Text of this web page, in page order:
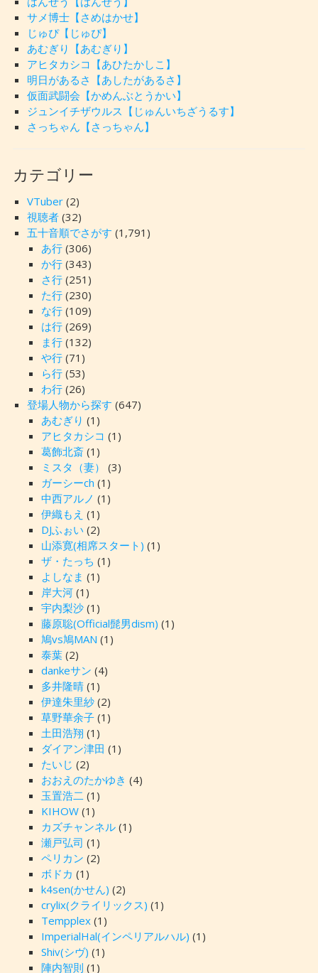
サメ博士【さめはかせ】
じゅぴ【じゅぴ】
あむぎり【あむぎり】
アヒタカシコ【あひたかしこ】
明日があるさ【あしたがあるさ】
仮面武闘会【かめんぶとうかい】
ジュンイチザウルス【じゅんいちざうるす】
さっちゃん【さっちゃん】
カテゴリー
VTuber(2)
視聴者(32)
五十音順でさがす (1,791)
あ行(306)
か行(343)
さ行(251)
た行(230)
な行(109)
は行(269)
ま行(132)
や行(71)
ら行(53)
わ行(26)
登場人物から探す (647)
あむぎり (1)
アヒタカシコ (1)
葛飾北斎(1)
ミスタ（妻）
(3)
ガーシーch (1)
中西アルノ (1)
伊織もえ (1)
DJふぉい (2)
山添寛(相席スタート) (1)
ザ・たっち (1)
よしなま (1)
岸大河(1)
宇内梨沙(1)
藤原聡(Official髭男dism) (1)
鳩vs鳩MAN (1)
泰葉(2)
dankeサン (4)
多井隆晴(1)
伊達朱里紗(2)
草野華余子(1)
土田浩翔 (1)
ダイアン津田 (1)
たいじ (2)
おおえのたかゆき (4)
玉置浩二 (1)
KIHOW(1)
カズチャンネル(1)
瀬戸弘司 (1)
ペリカン (2)
ボドカ (1)
k4sen(かせん) (2)
crylix(クライリックス) (1)
Tempplex(1)
ImperialHal(インペリアルハル) (1)
Shiv(シヴ) (1)
陣内智則 (1)